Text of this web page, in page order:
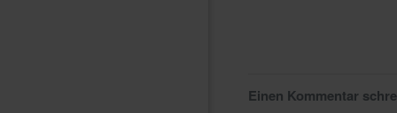
Einen Kommentar